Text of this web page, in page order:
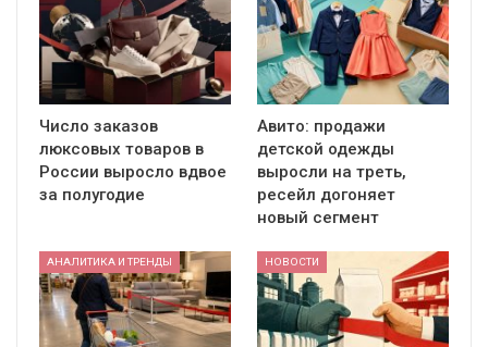
Число заказов
люксовых товаров в
России выросло вдвое
за полугодие
Авито: продажи
детской одежды
выросли на треть,
ресейл догоняет
новый сегмент
АНАЛИТИКА И ТРЕНДЫ НОВОСТИ